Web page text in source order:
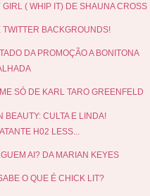
GIRL ( WHIP IT) DE SHAUNA CROSS
TWITTER BACKGROUNDS!
DA PROMOÇÃO A BONITONA
SÓ DE KARL TARO GREENFELD
BEAUTY: CULTA E LINDA!
H02 LESS...
AI? DA MARIAN KEYES
O QUE É CHICK LIT?